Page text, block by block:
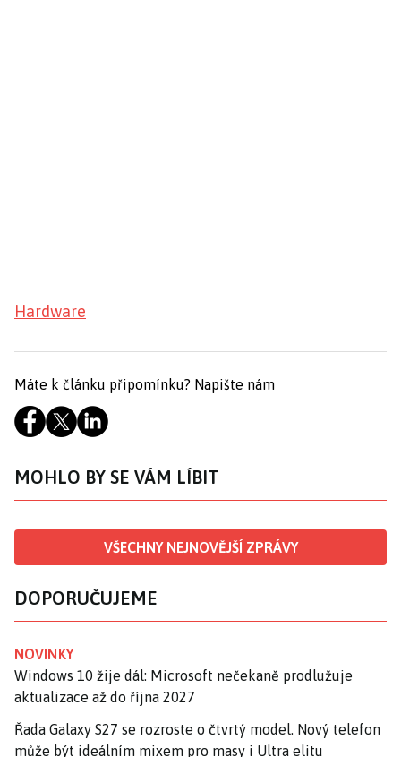
Hardware
Máte k článku připomínku? Napište nám
MOHLO BY SE VÁM LÍBIT
VŠECHNY NEJNOVĚJŠÍ ZPRÁVY
DOPORUČUJEME
NOVINKY
Windows 10 žije dál: Microsoft nečekaně prodlužuje
aktualizace až do října 2027
Řada Galaxy S27 se rozroste o čtvrtý model. Nový telefon
může být ideálním mixem pro masy i Ultra elitu